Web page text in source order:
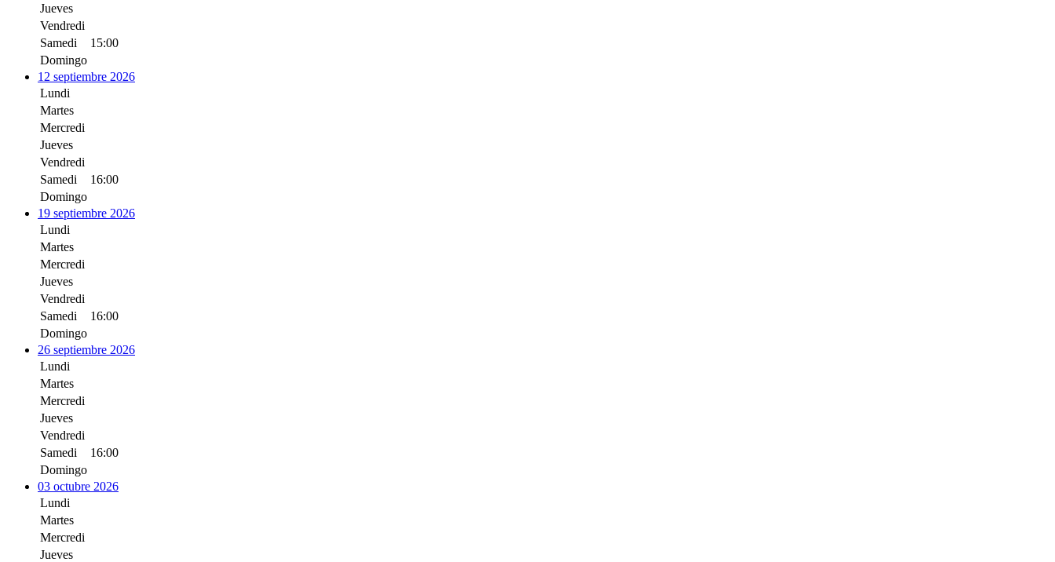
Jueves
Vendredi
Samedi
15:00
Domingo
12 septiembre 2026
Lundi
Martes
Mercredi
Jueves
Vendredi
Samedi
16:00
Domingo
19 septiembre 2026
Lundi
Martes
Mercredi
Jueves
Vendredi
Samedi
16:00
Domingo
26 septiembre 2026
Lundi
Martes
Mercredi
Jueves
Vendredi
Samedi
16:00
Domingo
03 octubre 2026
Lundi
Martes
Mercredi
Jueves